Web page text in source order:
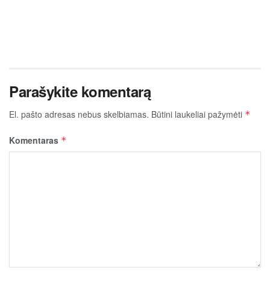
Parašykite komentarą
El. pašto adresas nebus skelbiamas. Būtini laukeliai pažymėti *
Komentaras *